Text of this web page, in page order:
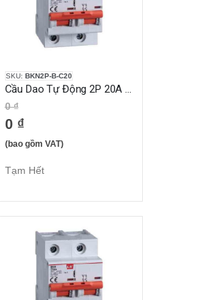
SKU: BKN2P-B-C20
Cầu Dao Tự Động 2P 20A 10KA
0 ₫
0 ₫
(bao gồm VAT)
Tạm Hết